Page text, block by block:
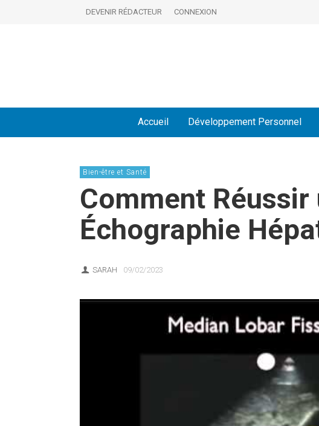
DEVENIR RÉDACTEUR CONNEXION
Accueil Développement Personnel
Bien-être et Santé
Comment Réussir
Échographie
SARAH 09/02/2023